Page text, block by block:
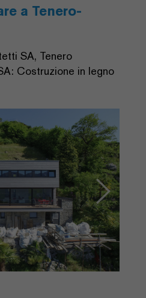
a Tenero-
SA, Tenero
Costruzione in legno